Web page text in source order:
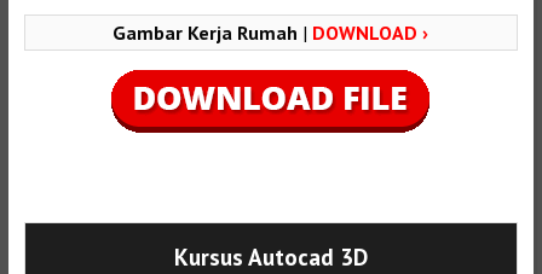
Gambar Kerja Rumah | DOWNLOAD ›
Kursus Autocad 3D